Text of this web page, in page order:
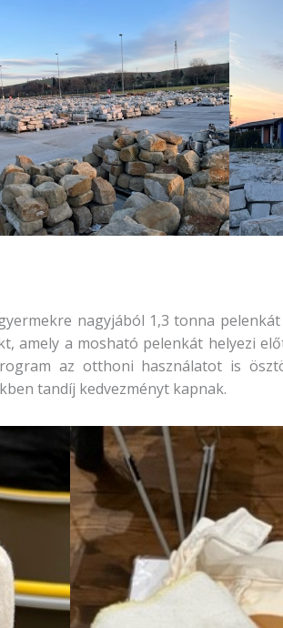
nagyjából 1,3 tonna
amely a mosható pelenkát helyezi
az otthoni használatot is
tandíj kedvezményt kapnak.